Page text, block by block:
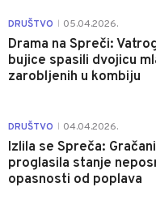
DRUŠTVO 05.04.2026.
Drama na Spreči:
bujice spasili dvojicu
zarobljenih u kombiju
DRUŠTVO 04.04.2026.
Izlila se Spreča:
proglasila stanje
opasnosti od poplava